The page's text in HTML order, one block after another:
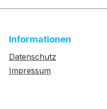
Informationen
Datenschutz
Impressum